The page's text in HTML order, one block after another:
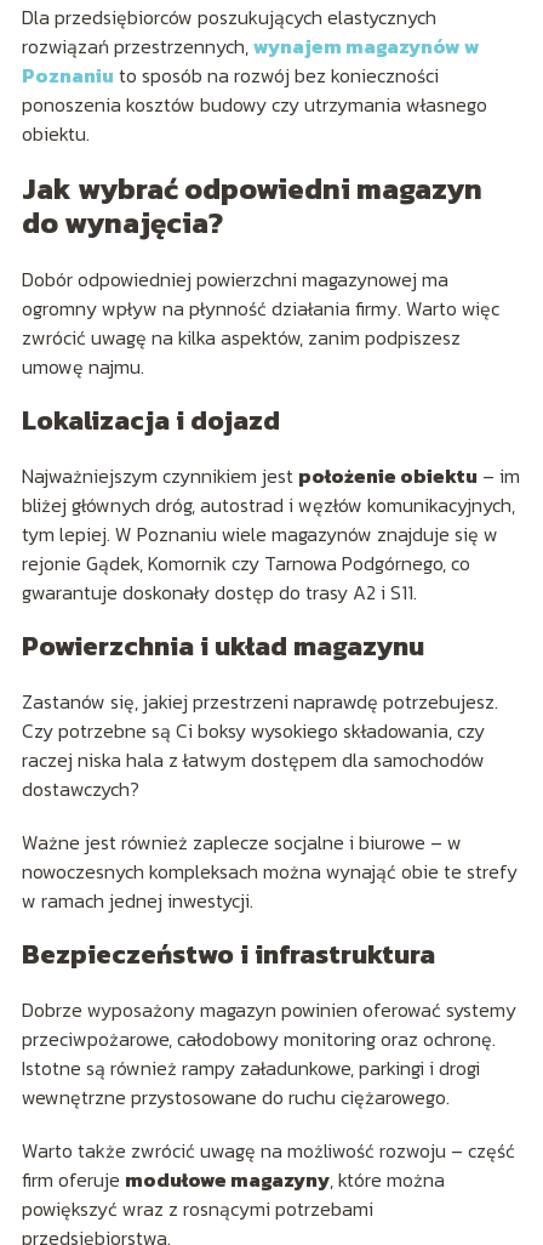
Dla przedsiębiorców poszukujących elastycznych
rozwiązań przestrzennych,wynajem magazynów w
Poznaniu to sposób na rozwój bez konieczności
ponoszenia kosztów budowy czy utrzymania własnego
obiektu.
Jak wybrać odpowiedni magazyn
do wynajęcia?
Dobór odpowiedniej powierzchni magazynowej ma
ogromny wpływ na płynność działania firmy. Warto więc
zwrócić uwagę na kilka aspektów, zanim podpiszesz
umowę najmu.
Lokalizacja i dojazd
Najważniejszym czynnikiem jest położenie obiektu – im
bliżej głównych dróg, autostrad i węzłów komunikacyjnych,
tym lepiej. W Poznaniu wiele magazynów znajduje się w
rejonie Gądek, Komornik czy Tarnowa Podgórnego, co
gwarantuje doskonały dostęp do trasy A2 i S11.
Powierzchnia i układ magazynu
Zastanów się, jakiej przestrzeni naprawdę potrzebujesz.
Czy potrzebne są Ci boksy wysokiego składowania, czy
raczej niska hala z łatwym dostępem dla samochodów
dostawczych?
Ważne jest również zaplecze socjalne i biurowe – w
nowoczesnych kompleksach można wynająć obie te strefy
w ramach jednej inwestycji.
Bezpieczeństwo i infrastruktura
Dobrze wyposażony magazyn powinien oferować systemy
przeciwpożarowe, całodobowy monitoring oraz ochronę.
Istotne są również rampy załadunkowe, parkingi i drogi
wewnętrzne przystosowane do ruchu ciężarowego.
Warto także zwrócić uwagę na możliwość rozwoju – część
firm oferuje modułowe magazyny, które można
powiększyć wraz z rosnącymi potrzebami
przedsiębiorstwa.